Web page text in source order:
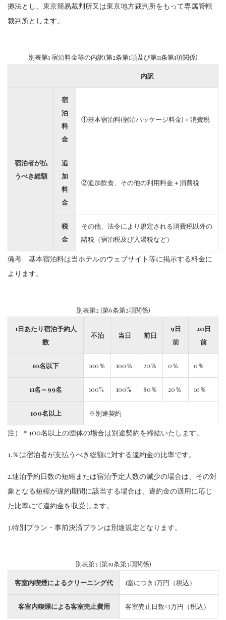
拠法とし、東京簡易裁判所又は東京地方裁判所をもって専属管轄
裁判所とします。
別表第1 宿泊料金等の内訳(第2条第1項及び第11条第1項関係)
内訳
宿泊者が払
うべき総額
宿
泊
料
金
①基本宿泊料(宿泊パッケージ料金)＋消費税
追
加
料
金
②追加飲食、その他の利用料金＋消費税
税
金
その他、法令により規定される消費税以外の
諸税（宿泊税及び入湯税など）
備考 基本宿泊料は当ホテルのウェブサイト等に掲示する料金に
よります。
別表第2 (第6条第2項関係)
1日あたり宿泊予約人
数
不泊 当日 前日
9日
前
20日
前
10名以下 100％ 100％ 20％ 0％ 0％
11名～99名 100% 100% 80％ 20％ 10％
100名以上 ※別途契約
注）＊100名以上の団体の場合は別途契約を締結いたします。
1.％は宿泊者が支払うべき総額に対する違約金の比率です。
2.連泊予約日数の短縮または宿泊予定人数の減少の場合は、その対
象となる短縮が違約期間に該当する場合は、違約金の適用に応じ
た比率にて違約金を収受します。
3.特別プラン・事前決済プランは別途規定となります。
別表第3 (第19条第3項関係)
客室内喫煙によるクリーニング代 1室につき3万円（税込）
客室内喫煙による客室売止費用 客室売止日数×3万円（税込）